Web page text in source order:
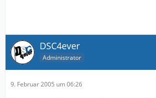
DSC4ever
Administrator
9. Februar 2005 um 06:26